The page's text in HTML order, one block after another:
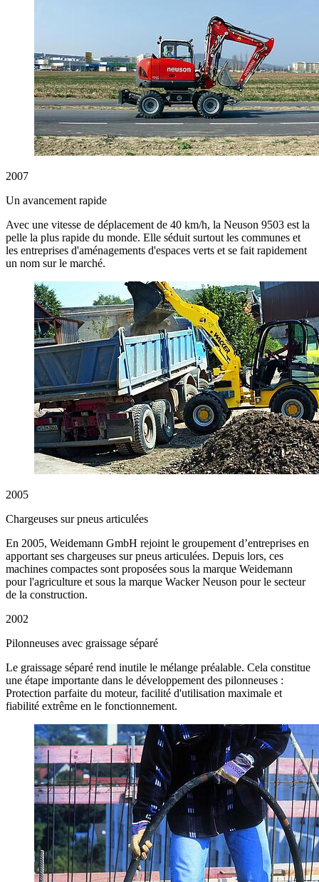
2007
Un avancement rapide
Avec une vitesse de déplacement de 40 km/h, la Neuson 9503 est la
pelle la plus rapide du monde. Elle séduit surtout les communes et
les entreprises d'aménagements d'espaces verts et se fait rapidement
un nom sur le marché.
2005
Chargeuses sur pneus articulées
En 2005, Weidemann GmbH rejoint le groupement d’entreprises en
apportant ses chargeuses sur pneus articulées. Depuis lors, ces
machines compactes sont proposées sous la marque Weidemann
pour l'agriculture et sous la marque Wacker Neuson pour le secteur
de la construction.
2002
Pilonneuses avec graissage séparé
Le graissage séparé rend inutile le mélange préalable. Cela constitue
une étape importante dans le développement des pilonneuses :
Protection parfaite du moteur, facilité d'utilisation maximale et
fiabilité extrême en le fonctionnement.